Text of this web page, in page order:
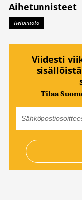
Aihetunnisteet
tietovuoto
Viidesti
Tilaa